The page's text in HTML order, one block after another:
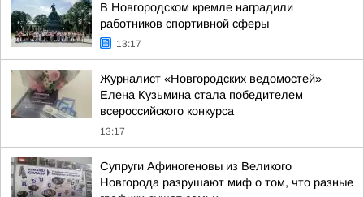
В Новгородском кремле наградили
работников спортивной сферы
13:17
Журналист «Новгородских ведомостей»
Елена Кузьмина стала победителем
всероссийского конкурса
13:17
Супруги Афиногеновы из Великого
Новгорода разрушают миф о том, что разные